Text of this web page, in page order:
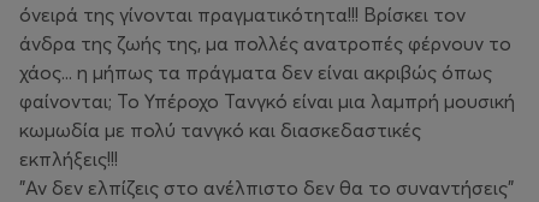
όνειρά της γίνονται πραγματικότητα!!! Βρίσκει τον
άνδρα της ζωής της, μα πολλές ανατροπές φέρνουν το
χάος... η μήπως τα πράγματα δεν είναι ακριβώς όπως
φαίνονται; Το Υπέροχο Τανγκό είναι μια λαμπρή μουσική
κωμωδία με πολύ τανγκό και διασκεδαστικές
εκπλήξεις!!!
"Αν δεν ελπίζεις στο ανέλπιστο δεν θα το συναντήσεις"